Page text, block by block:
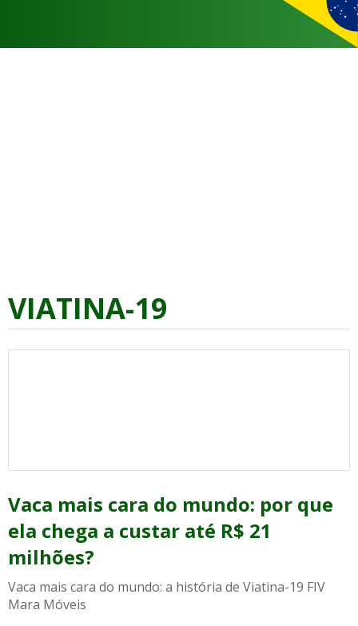
VIATINA-19
Vaca mais cara do mundo: por que
ela chega a custar até R$ 21
milhões?
Vaca mais cara do mundo: a história de Viatina-19 FIV
Mara Móveis